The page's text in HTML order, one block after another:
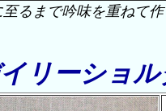
るまで吟味を重ねて
リーショ